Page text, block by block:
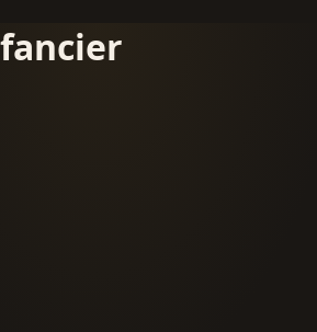
fancier